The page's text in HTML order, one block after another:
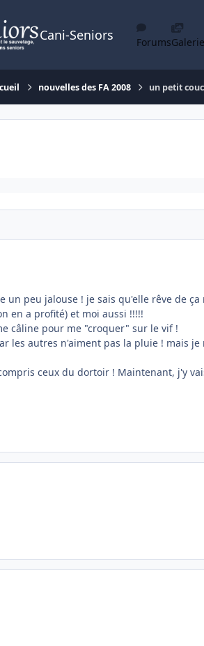
Cani-Seniors ForumsGalerie
nouvelles des FA 2008 un petit
un peu jalouse ! je sais qu'elle rêve de
en a profité) et moi aussi !!!!!
câline pour me "croquer" sur le vif !
les autres n'aiment pas la pluie ! mais
ceux du dortoir ! Maintenant, j'y